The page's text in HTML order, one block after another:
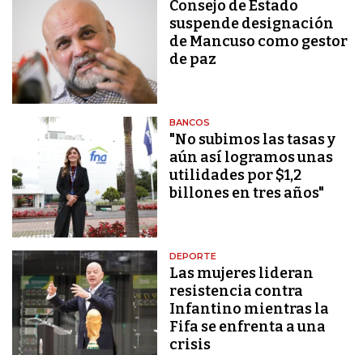
Consejo de Estado
suspende designación
de Mancuso como gestor
de paz
BANCOS
"No subimos las tasas y
aún así logramos unas
utilidades por $1,2
billones en tres años"
DEPORTE
Las mujeres lideran
resistencia contra
Infantino mientras la
Fifa se enfrenta a una
crisis